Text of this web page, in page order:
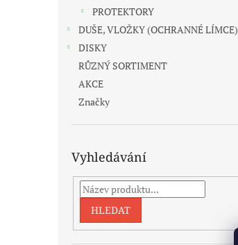
PROTEKTORY
DUŠE, VLOŽKY (OCHRANNÉ LÍMCE)
DISKY
RŮZNÝ SORTIMENT
AKCE
Značky
Vyhledávání
HLEDAT